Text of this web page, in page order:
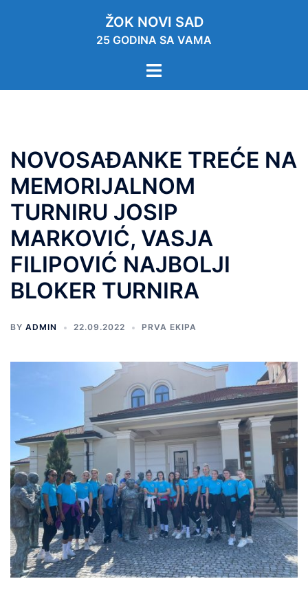
ŽOK NOVI SAD
25 GODINA SA VAMA
NOVOSAĐANKE TREĆE NA
MEMORIJALNOM
TURNIRU JOSIP
MARKOVIĆ, VASJA
FILIPOVIĆ NAJBOLJI
BLOKER TURNIRA
BY ADMIN 22.09.2022 PRVA EKIPA